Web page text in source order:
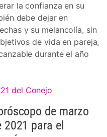
la confianza en su
debe dejar en
y su melancolía, sin
de vida en pareja,
durante el año
del Conejo
de marzo
2021 para el